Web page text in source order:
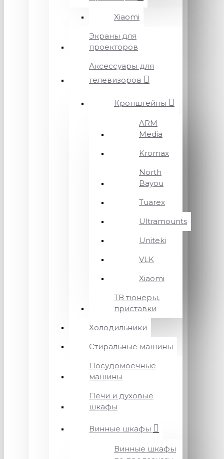
Xiaomi
Экраны для
проекторов
Аксессуары для
телевизоров
Кронштейны
ARM
Media
Kromax
North
Bayou
Tuarex
Ultramounts
Uniteki
VLK
Xiaomi
ТВ тюнеры,
приставки
Холодильники
Стиральные машины
Посудомоечные
машины
Печи и духовые
шкафы
Винные шкафы
Винные шкафы